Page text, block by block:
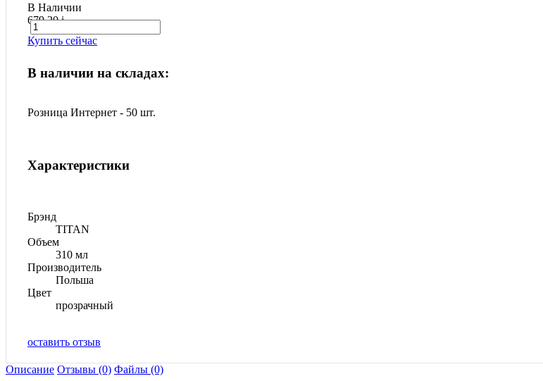
В Наличии
679.20i
Купить сейчас
В наличии на складах:
Розница Интернет - 50 шт.
Характеристики
Брэнд
TITAN
Объем
310 мл
Производитель
Польша
Цвет
прозрачный
оставить отзыв
Описание Отзывы (0) Файлы (0)